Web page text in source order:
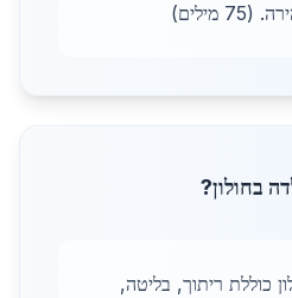
מילים)
בחולון?
כוללת ריתוך, בליטה,